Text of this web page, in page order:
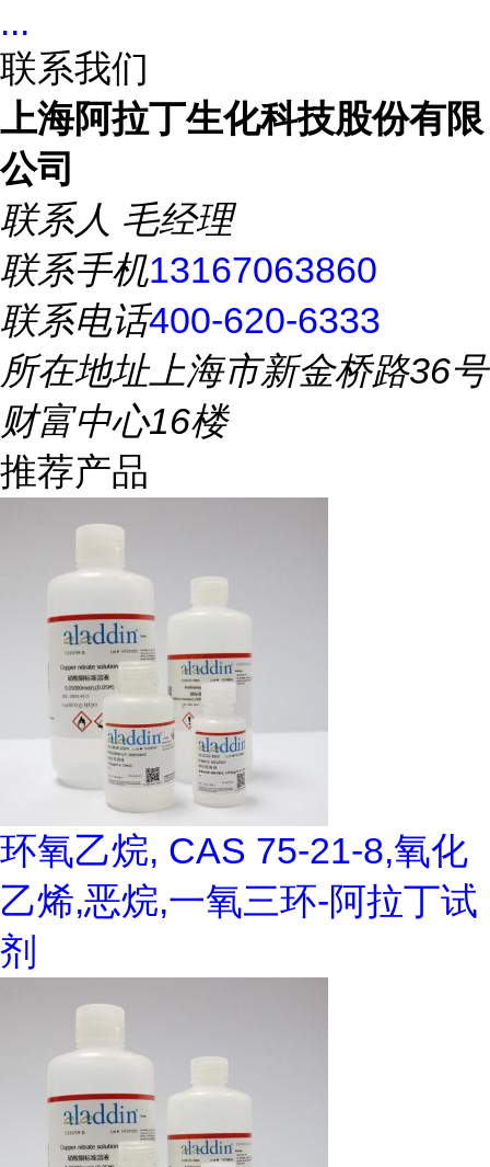
...
联系我们
上海阿拉丁生化科技股份有限
公司
联系人 毛经理
联系手机13167063860
联系电话400-620-6333
所在地址上海市新金桥路36号
财富中心16楼
推荐产品
环氧乙烷, CAS 75-21-8,氧化
乙烯,恶烷,一氧三环-阿拉丁试
剂